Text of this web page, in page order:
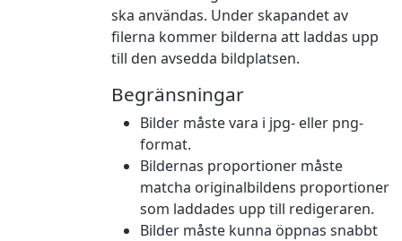
ska användas. Under skapandet av
filerna kommer bilderna att laddas upp
till den avsedda bildplatsen.
Begränsningar
Bilder måste vara i jpg- eller png-
format.
Bildernas proportioner måste
matcha originalbildens proportioner
som laddades upp till redigeraren.
Bilder måste kunna öppnas snabbt